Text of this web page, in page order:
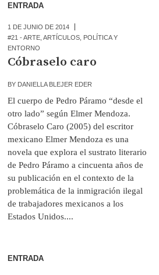
ENTRADA
1 DE JUNIO DE 2014
#21 - ARTE ,ARTÍCULOS POLÍTICA Y
ENTORNO
Cóbraselo caro
BY DANIELLA BLEJER EDER
El cuerpo de Pedro Páramo “desde el
otro lado” según Elmer Mendoza.
Cóbraselo Caro (2005) del escritor
mexicano Elmer Mendoza es una
novela que explora el sustrato literario
de Pedro Páramo a cincuenta años de
su publicación en el contexto de la
problemática de la inmigración ilegal
de trabajadores mexicanos a los
Estados Unidos....
ENTRADA